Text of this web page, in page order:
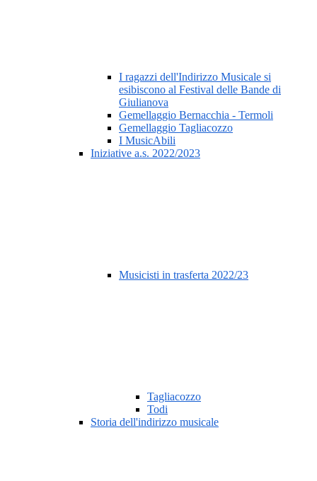
I ragazzi dell'Indirizzo Musicale si
esibiscono al Festival delle Bande di
Giulianova
Gemellaggio Bernacchia - Termoli
Gemellaggio Tagliacozzo
I MusicAbili
Iniziative a.s. 2022/2023
Musicisti in trasferta 2022/23
Tagliacozzo
Todi
Storia dell'indirizzo musicale